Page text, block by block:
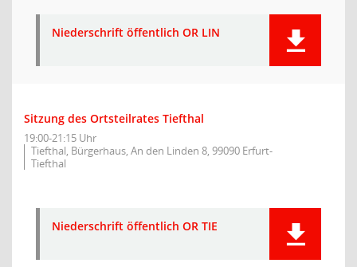
Niederschrift öffentlich OR LIN
Sitzung des Ortsteilrates Tiefthal
19:00-21:15 Uhr
Tiefthal, Bürgerhaus, An den Linden 8, 99090 Erfurt-
Tiefthal
Niederschrift öffentlich OR TIE